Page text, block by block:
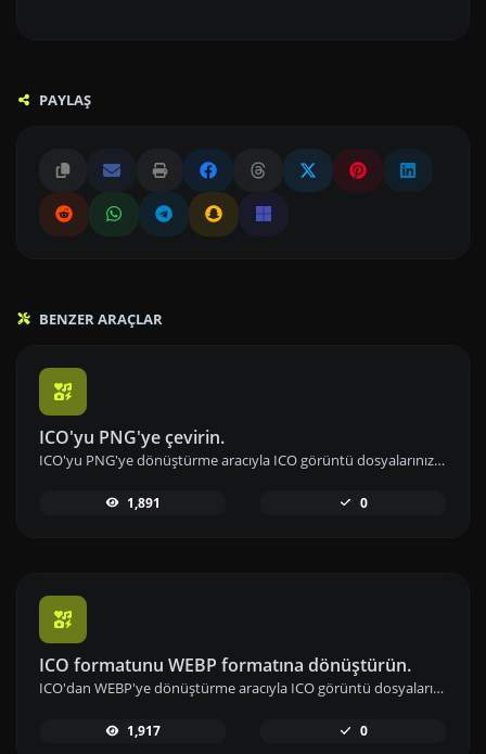
PAYLAŞ
BENZER ARAÇLAR
ICO'yu PNG'ye çevirin.
ICO'yu PNG'ye dönüştürme aracıyla ICO görüntü dosyalarınızı hızlıca PNG formatına çevirin ve görüntü kalitesini yükseltin.
1,891 0
ICO formatunu WEBP formatına dönüştürün.
ICO'dan WEBP'ye dönüştürme aracıyla ICO görüntü dosyalarını hızlıca WEBP formatına çevirin ve sıkıştırmayı optimize edin.
1,917 0